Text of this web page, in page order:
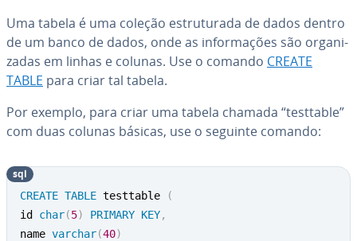
Uma tabela é uma coleção es­tru­tu­rada de dados dentro
de um banco de dados, onde as in­for­ma­ções são or­ga­ni­
za­das em linhas e colunas. Use o comando CREATE
TABLE para criar tal tabela.
Por exemplo, para criar uma tabela chamada “testtable”
com duas colunas básicas, use o seguinte comando:
CREATE TABLE testtable
(
id char(5) PRIMARY KEY,
name varchar(40)
sql